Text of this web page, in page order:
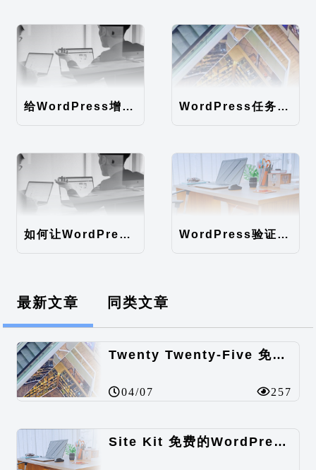
给WordPress增加时间因子 WordPress任务计划异步执行（WordPress后台速度优化）
如何让WordPress支持中文注册 WordPress验证码登录/注册，注册直接使用密码注册。
最新文章 同类文章
Twenty Twenty-Five 免费的WordPress内容主题
04/07 257
Site Kit 免费的WordPress数据统计插件